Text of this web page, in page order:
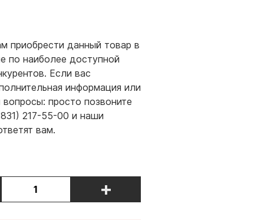
приобрести данный товар в
по наиболее доступной
Если вас
информация или
вопросы: просто позвоните
217-55-00 и наши
вам.
+